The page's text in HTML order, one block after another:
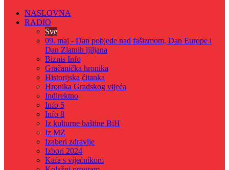
NASLOVNA
RADIO
Sve
09. maj - Dan pobjede nad fašizmom, Dan Europe i
Dan Zlatnih ljiljana
Biznis Info
Gračanička hronika
Historijska čitanka
Hronika Gradskog vijeća
Indirektno
Info 5
Info 8
Iz kulturne baštine BiH
Iz MZ
Izaberi zdravlje
Izbori 2024
Kafa s vijećnikom